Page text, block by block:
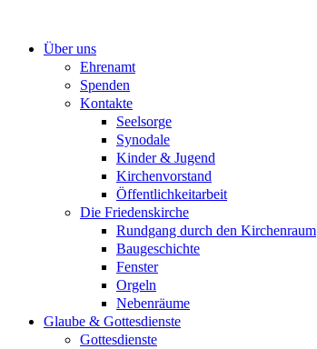
springenÜber uns
Ehrenamt
Spenden
Kontakte
Seelsorge
Synodale
Kinder & Jugend
Kirchenvorstand
Öffentlichkeitarbeit
Die Friedenskirche
Rundgang durch den Kirchenraum
Baugeschichte
Fenster
Orgeln
Nebenräume
Glaube & Gottesdienste
Gottesdienste